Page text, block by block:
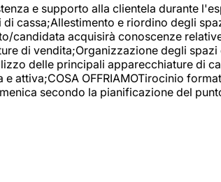
e supporto alla clientela durante
cassa;Allestimento e riordino degli
candidata acquisirà conoscenze
di vendita;Organizzazione degli
delle principali apparecchiature di
attiva;COSA OFFRIAMOTirocinio
secondo la pianificazione del